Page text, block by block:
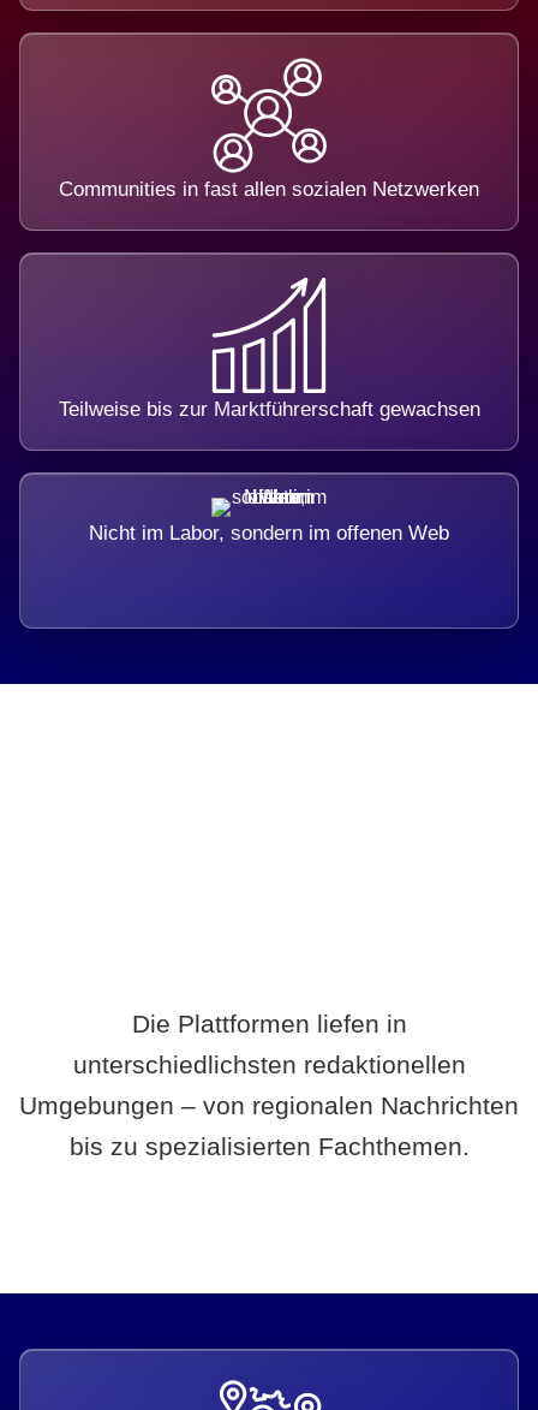
Communities in fast allen sozialen Netzwerken
Teilweise bis zur Marktführerschaft gewachsen
Nicht im Labor, sondern im offenen Web
Die Plattformen liefen in
unterschiedlichsten redaktionellen
Umgebungen – von regionalen Nachrichten
bis zu spezialisierten Fachthemen.